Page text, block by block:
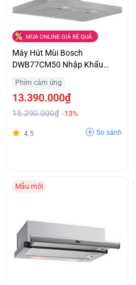
MUA ONLINE GIÁ RẺ QUÁ
Máy Hút Mùi Bosch
DWB77CM50 Nhập Khẩu
Tốt Hỗ Trợ Trả Góp
Phím cảm ứng
13.390.000₫
15.290.000₫ -13%
4.5 So sánh
Mẫu mới